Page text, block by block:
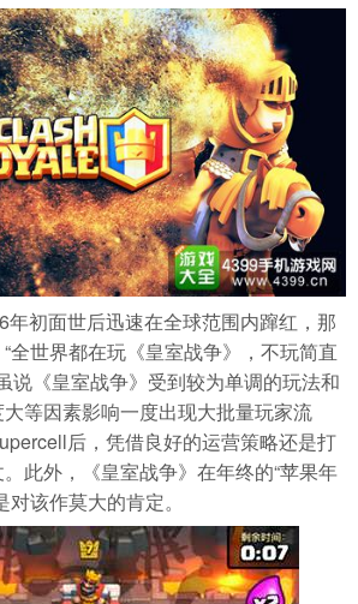
年初面世后迅速在全球范围内蹿红，那
全世界都在玩《皇室战争》，不玩简直
说《皇室战争》受到较为单调的玩法和
等因素影响一度出现大批量玩家流
后，凭借良好的运营策略还是打
此外，《皇室战争》在年终的“苹果年
该作莫大的肯定。